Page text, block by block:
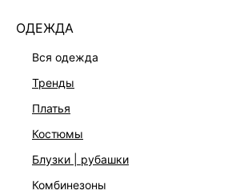
ОДЕЖДА
вся одежда
тренды
платья
костюмы
блузки | рубашки
комбинезоны